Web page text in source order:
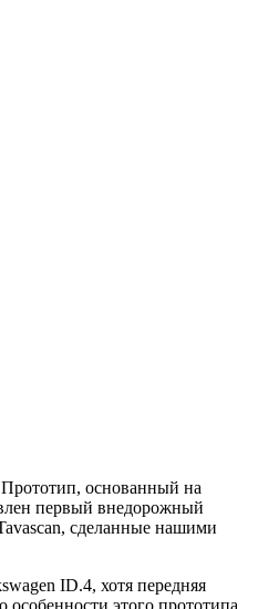
Прототип, основанный на
первый внедорожный
сделанные нашими
ID.4, хотя передняя